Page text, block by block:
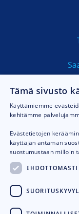
Tämä sivusto
Käyttämiemme
kehitämme
Evästetietojen
käyttäjän antaman
suostumustaan milloin